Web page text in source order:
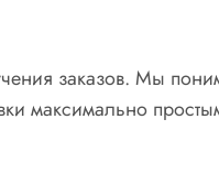
заказов. Мы
максимально